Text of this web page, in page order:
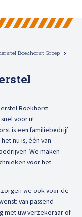
Boekhorst Groep
Boekhorst
voor u!
is een familiebedrijf
nu is, één van
We maken
voor het
we ook voor de
van passend
met uw verzekeraar of